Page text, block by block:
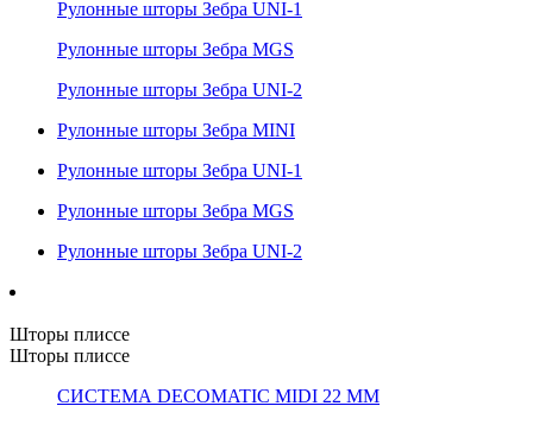
Рулонные шторы Зебра UNI-1
Рулонные шторы Зебра MGS
Рулонные шторы Зебра UNI-2
Рулонные шторы Зебра MINI
Рулонные шторы Зебра UNI-1
Рулонные шторы Зебра MGS
Рулонные шторы Зебра UNI-2
Шторы плиссе
Шторы плиссе
СИСТЕМА DECOMATIC MIDI 22 ММ